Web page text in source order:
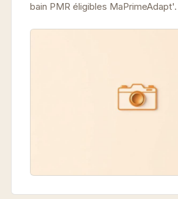
bain PMR éligibles MaPrimeAdapt'.